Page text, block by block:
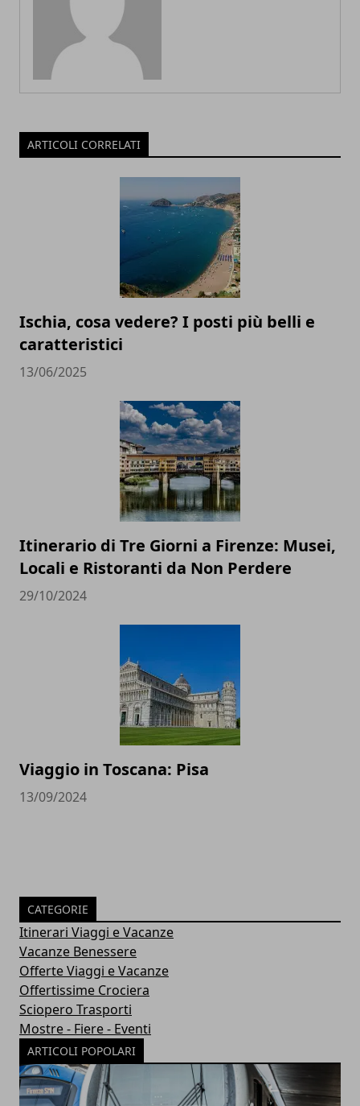
ARTICOLI CORRELATI
Ischia, cosa vedere? I posti più belli e
caratteristici
13/06/2025
Itinerario di Tre Giorni a Firenze: Musei,
Locali e Ristoranti da Non Perdere
29/10/2024
Viaggio in Toscana: Pisa
13/09/2024
CATEGORIE
Itinerari Viaggi e Vacanze
Vacanze Benessere
Offerte Viaggi e Vacanze
Offertissime Crociera
Sciopero Trasporti
Mostre - Fiere - Eventi
ARTICOLI POPOLARI